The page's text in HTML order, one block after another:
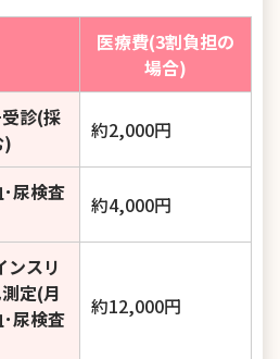
医療費(3割負担の
場合)
診(採
)
約2,000円
尿検査
約4,000円
ンスリ
定(月
尿検査
約12,000円